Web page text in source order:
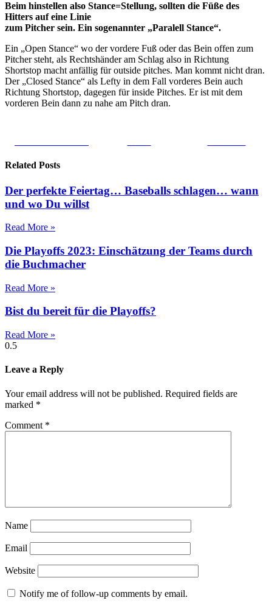
Beim hinstellen also Stance=Stellung, sollten die Füße des
Hitters auf eine Linie
zum Pitcher sein. Ein sogenannter „Paralell Stance“.
Ein „Open Stance“ wo der vordere Fuß oder das Bein offen zum
Pitcher steht, als Rechtshänder am Schlag also in Richtung
Shortstop macht anfällig für outside pitches. Man kommt nicht dran.
Der „Closed Stance“ als Lefty in dem Fall vorderes Bein auch
Richtung Shortstop, dagegen für inside Pitches. Er ist mit dem
vorderen Bein dann zu nahe am Pitch dran.
Related Posts
Der perfekte Feiertag… Baseballs schlagen… wann
und wo Du willst
Read More »
Die Playoffs 2023: Einschätzung der Teams durch
die Buchmacher
Read More »
Bist du bereit für die Playoffs?
Read More »
Leave a Reply
Your email address will not be published. Required fields are
marked *
Comment *
Name
Email
Website
Notify me of follow-up comments by email.